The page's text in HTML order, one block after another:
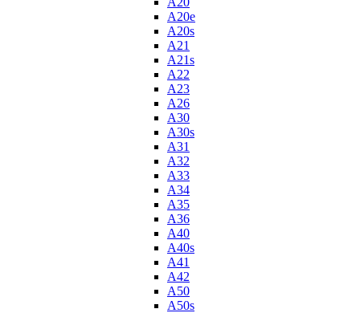
A20e
A20s
A21
A21s
A22
A23
A26
A30
A30s
A31
A32
A33
A34
A35
A36
A40
A40s
A41
A42
A50
A50s